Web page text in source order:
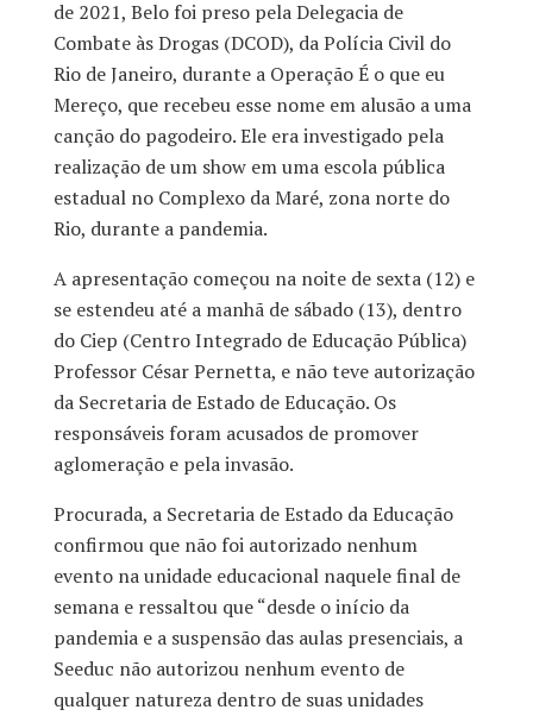
de 2021, Belo foi preso pela Delegacia de
Combate às Drogas (DCOD), da Polícia Civil do
Rio de Janeiro, durante a Operação É o que eu
Mereço, que recebeu esse nome em alusão a uma
canção do pagodeiro. Ele era investigado pela
realização de um show em uma escola pública
estadual no Complexo da Maré, zona norte do
Rio, durante a pandemia.
A apresentação começou na noite de sexta (12) e
se estendeu até a manhã de sábado (13), dentro
do Ciep (Centro Integrado de Educação Pública)
Professor César Pernetta, e não teve autorização
da Secretaria de Estado de Educação. Os
responsáveis foram acusados de promover
aglomeração e pela invasão.
Procurada, a Secretaria de Estado da Educação
confirmou que não foi autorizado nenhum
evento na unidade educacional naquele final de
semana e ressaltou que “desde o início da
pandemia e a suspensão das aulas presenciais, a
Seeduc não autorizou nenhum evento de
qualquer natureza dentro de suas unidades